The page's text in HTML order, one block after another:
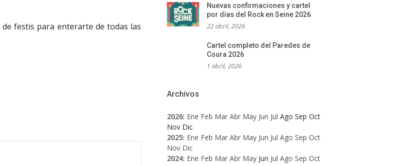
de festis para enterarte de todas las
Nuevas confirmaciones y cartel
por días del Rock en Seine 2026
22 abril, 2026
Cartel completo del Paredes de
Coura 2026
1 abril, 2026
Archivos
2026: Ene Feb Mar Abr May Jun Jul Ago Sep Oct
Nov Dic
2025: Ene Feb Mar Abr May Jun Jul Ago Sep Oct
Nov Dic
2024: Ene Feb Mar Abr May Jun Jul Ago Sep Oct